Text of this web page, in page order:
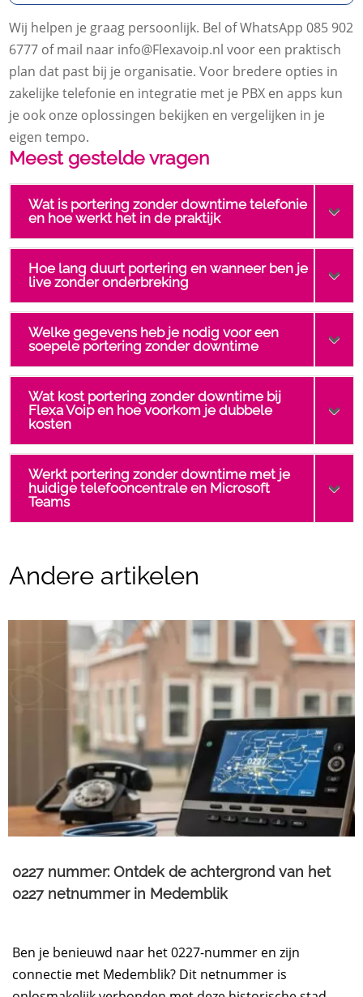
Wij helpen je graag persoonlijk. Bel of WhatsApp 085 902
6777 of mail naar info@Flexavoip.nl voor een praktisch
plan dat past bij je organisatie. Voor bredere opties in
zakelijke telefonie en integratie met je PBX en apps kun
je ook onze oplossingen bekijken en vergelijken in je
eigen tempo.
Meest gestelde vragen
Wat is portering zonder downtime telefonie
en hoe werkt het in de praktijk
Hoe lang duurt portering en wanneer ben je
live zonder onderbreking
Welke gegevens heb je nodig voor een
soepele portering zonder downtime
Wat kost portering zonder downtime bij
Flexa Voip en hoe voorkom je dubbele
kosten
Werkt portering zonder downtime met je
huidige telefooncentrale en Microsoft
Teams
Andere artikelen
0227 nummer: Ontdek de achtergrond van het
0227 netnummer in Medemblik
Ben je benieuwd naar het 0227-nummer en zijn
connectie met Medemblik? Dit netnummer is